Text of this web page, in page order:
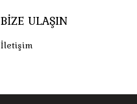
BIZE ULAŞIN
İletişim